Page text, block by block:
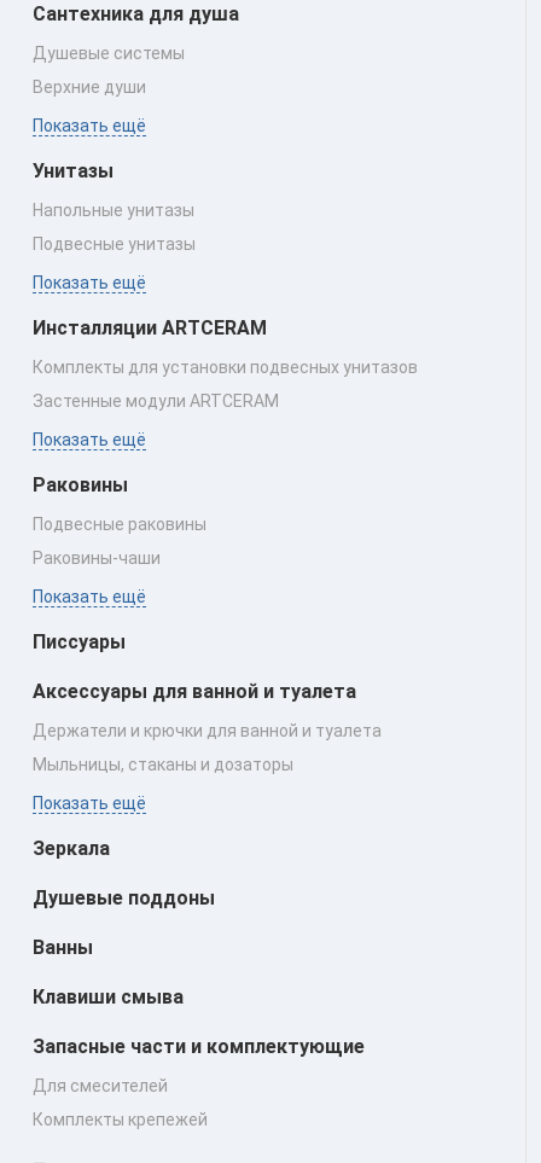
Сантехника для душа
Душевые системы
Верхние души
Показать ещё
Унитазы
Напольные унитазы
Подвесные унитазы
Показать ещё
Инсталляции ARTCERAM
Комплекты для установки подвесных унитазов
Застенные модули ARTCERAM
Показать ещё
Раковины
Подвесные раковины
Раковины‑чаши
Показать ещё
Писсуары
Аксессуары для ванной и туалета
Держатели и крючки для ванной и туалета
Мыльницы, стаканы и дозаторы
Показать ещё
Зеркала
Душевые поддоны
Ванны
Клавиши смыва
Запасные части и комплектующие
Для смесителей
Комплекты крепежей